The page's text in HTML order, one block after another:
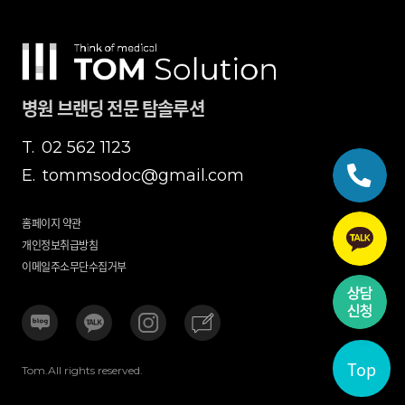
Top
병원 브랜딩 전문 탐솔루션
T. 02 562 1123
E. tommsodoc@gmail.com
홈페이지 약관
개인정보취급방침
이메일주소무단수집거부
Tom.All rights reserved.